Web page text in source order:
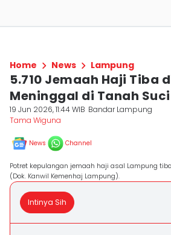
Home News Lampung
5.710 Jemaah Haji Tiba
Meninggal di Tanah Suci
19 Jun 2026, 11:44 WIB Bandar Lampung
Tama Wiguna
News Channel
Potret kepulangan jemaah haji asal Lampung
(Dok. Kanwil Kemenhaj Lampung).
Intinya Sih